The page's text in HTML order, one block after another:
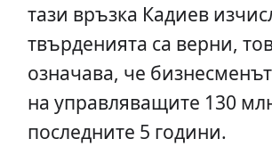
тази връзка Кадиев
твърденията са верни,
означава, че
на управляващите 130
последните 5 години.